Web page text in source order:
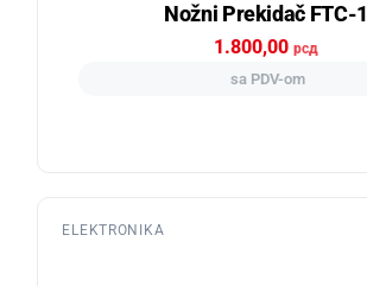
Nožni Prekidač FTC-1
1.800,00 рсд
sa PDV-om
ELEKTRONIKA